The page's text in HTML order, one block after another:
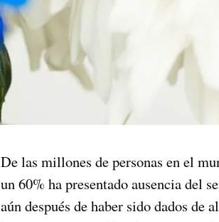
De las millones de personas en el
un 60% ha presentado ausencia del
aún después de haber sido dados de